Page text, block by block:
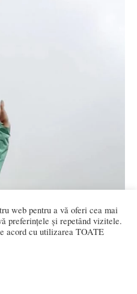
web pentru a vă oferi cea mai
preferințele și repetând vizitele.
acord cu utilizarea TOATE